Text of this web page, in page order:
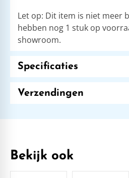
Let op: Dit item is niet meer
hebben nog 1 stuk op
showroom.
Specificaties
Verzendingen
Bekijk ook